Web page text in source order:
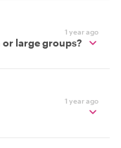
1 year ago
large groups?
1 year ago